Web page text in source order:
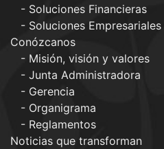
Soluciones Financieras
Soluciones Empresariales
Conózcanos
Misión, visión y valores
Junta Administradora
Gerencia
Organigrama
Reglamentos
Noticias que transforman